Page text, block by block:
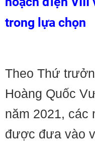
trong lựa chọn
Theo Thứ
Hoàng Quốc
năm 2021, các
được đưa vào